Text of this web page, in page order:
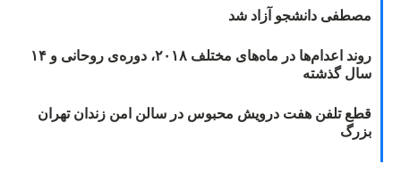
مصطفی دانشجو آزاد شد
روند اعدام‌ها در ماه‌های مختلف ۲۰۱۸، دوره‌ی روحانی و ۱۴
سال گذشته
قطع تلفن هفت درویش محبوس در سالن امن زندان تهران
بزرگ